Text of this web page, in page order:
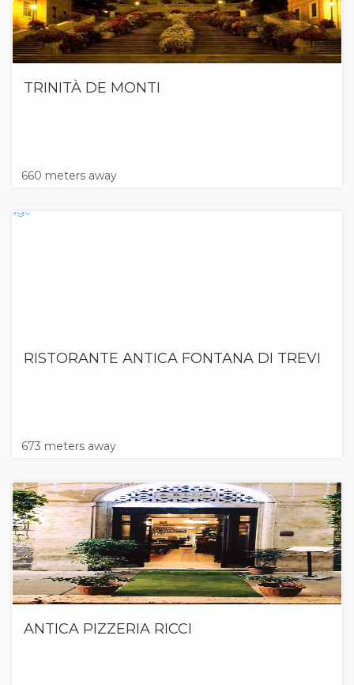
TRINITÀ DE MONTI
660 meters away
RISTORANTE ANTICA FONTANA DI TREVI
673 meters away
ANTICA PIZZERIA RICCI